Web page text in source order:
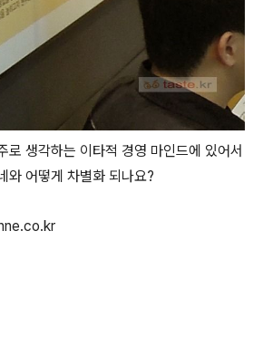
로 생각하는 이타적 경영 마인드에 있어서
와 어떻게 차별화 되나요?